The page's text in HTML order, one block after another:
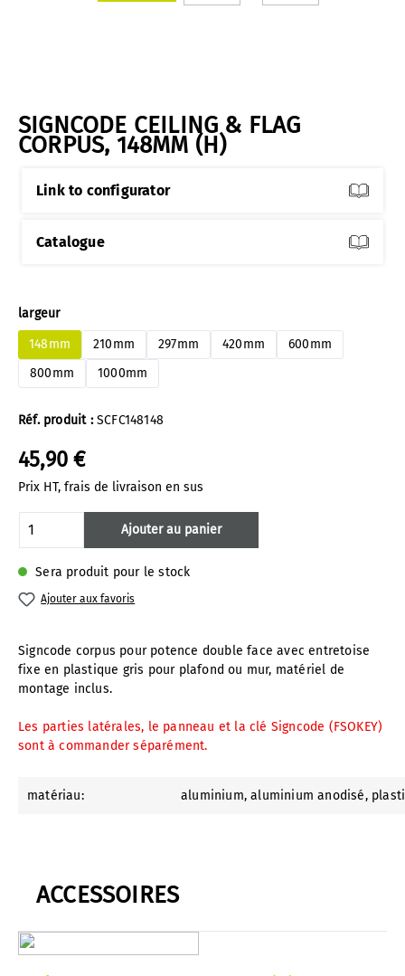
SIGNCODE CEILING & FLAG
CORPUS, 148MM (H)
Link to configurator
Catalogue
Réf. produit :SCFC148148
45,90 €
Prix HT, frais de livraison en sus
Sera produit pour le stock
Sélectionnez
largeur
148mm
210mm 297mm 420mm
600mm
800mm
1000mm
Quantité de produit : Entrez la quantité
Ajouter au panier
Ajouter aux favoris
Signcode corpus pour potence double face avec entretoise
fixe en plastique gris pour plafond ou mur, matériel de
montage inclus.
Les parties latérales, le panneau et la clé Signcode (FSOKEY)
sont à commander séparément.
matériau: aluminium, aluminium anodisé,
ACCESSOIRES